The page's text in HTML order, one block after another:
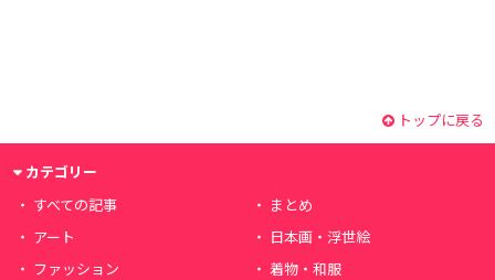
トップに戻る
カテゴリー
すべての記事
まとめ
アート
日本画・浮世絵
ファッション
着物・和服